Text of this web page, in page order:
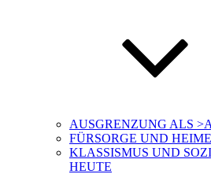
AUSGRENZUNG ALS
FÜRSORGE UND
KLASSISMUS UND
HEUTE